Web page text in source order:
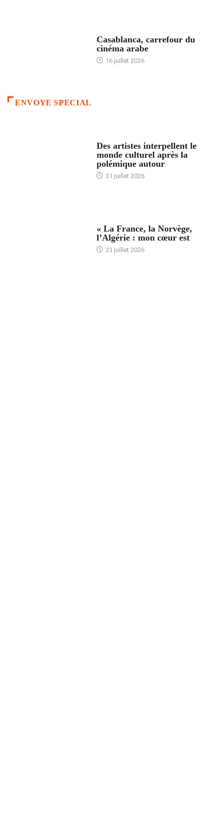
Casablanca, carrefour du
cinéma arabe
16 juillet 2026
ENVOYE SPECIAL
Des artistes interpellent le
monde culturel après la
polémique autour
31 juillet 2026
« La France, la Norvège,
l’Algérie : mon cœur est
23 juillet 2026